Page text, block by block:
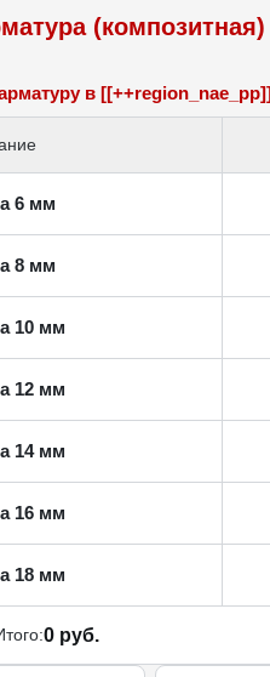
в [[++region_nae_pp]]
6 мм
8 мм
10 мм
12 мм
14 мм
16 мм
18 мм
0 руб.